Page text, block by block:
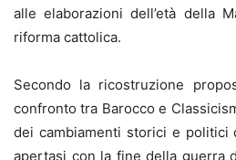
alle elaborazioni dell’età della
riforma cattolica.
Secondo la ricostruzione
confronto tra Barocco e
dei cambiamenti storici e politici
apertasi con la fine della guerra